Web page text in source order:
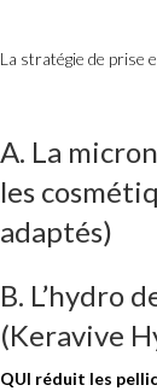
La stratégie de prise
A. La
les
adaptés)
B. L’hydro
(Keravive
QUI réduit les